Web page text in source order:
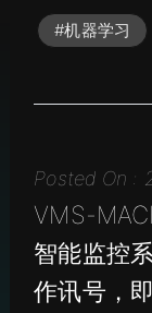
#机器学习
Posted On :
VMS-
智能监控
作讯号，